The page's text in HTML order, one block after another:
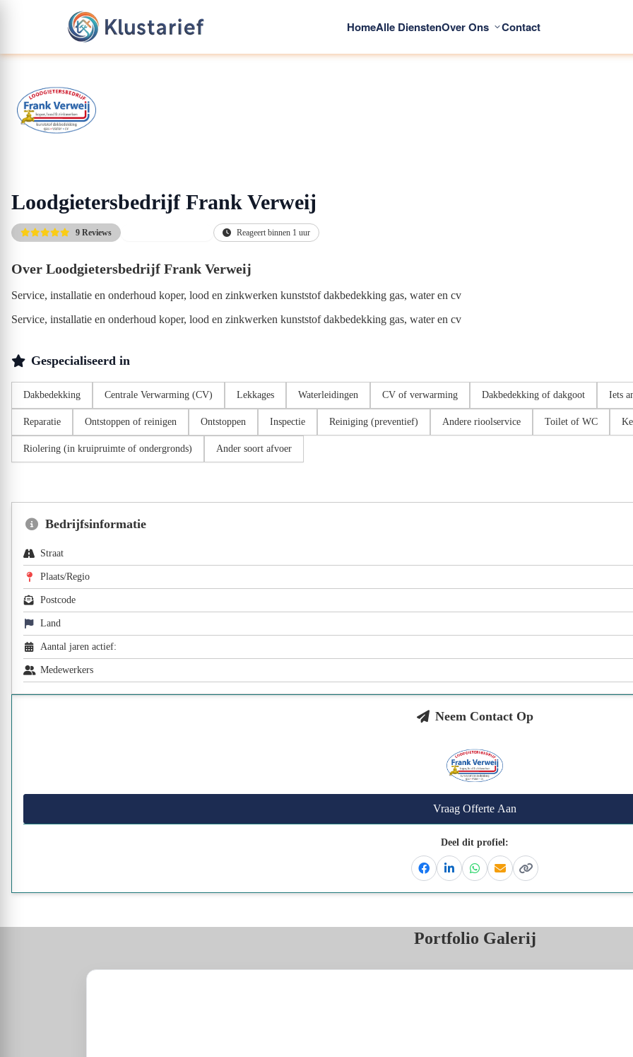
HomeAlle DienstenOver Ons Contact
Loodgietersbedrijf Frank Verweij
9 Reviews Reageert binnen 1 uur
Over Loodgietersbedrijf Frank Verweij
Service, installatie en onderhoud koper, lood en zinkwerken kunststof dakbedekking gas, water en cv
Service, installatie en onderhoud koper, lood en zinkwerken kunststof dakbedekking gas, water en cv
Gespecialiseerd in
Dakbedekking Centrale Verwarming (CV) Lekkages Waterleidingen CV of verwarming Dakbedekking of dakgoot Iets
Reparatie Ontstoppen of reinigen Ontstoppen Inspectie Reiniging (preventief) Andere rioolservice Toilet of WC
Riolering (in kruipruimte of ondergronds) Ander soort afvoer
Bedrijfsinformatie
Straat
Plaats/Regio
Postcode
Land
Aantal jaren actief:
Medewerkers
Neem Contact Op
Vraag Offerte Aan
Deel dit profiel:
FacebookLinkedinWhatsapp
EmailKopieer link
Portfolio Galerij